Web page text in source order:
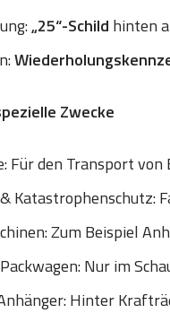
„25“-Schild hinten
Zwecke
Für den Transport
Katastrophenschutz:
Zum Beispiel
Nur im
Hinter